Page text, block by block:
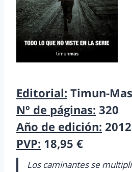
Editorial: Timun-Mas
Nº de páginas: 320
Año de edición: 2012
PVP: 18,95 €
Los caminantes se